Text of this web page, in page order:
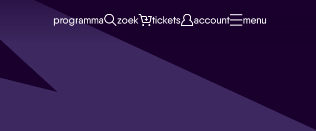
programma zoek tickets account menu